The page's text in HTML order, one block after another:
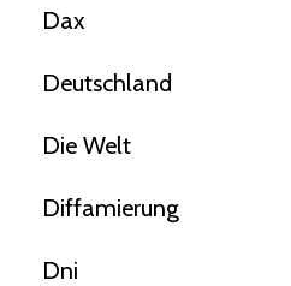
Dax
Deutschland
Die Welt
Diffamierung
Dni